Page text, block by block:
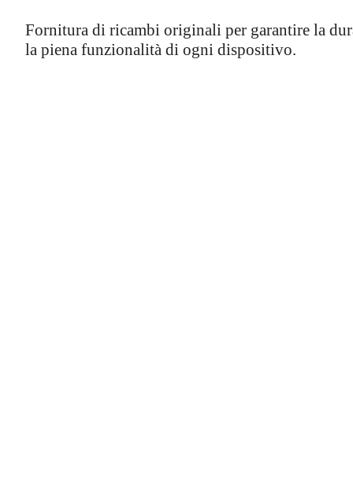
Fornitura di ricambi originali per garantire la
la piena funzionalità di ogni dispositivo.